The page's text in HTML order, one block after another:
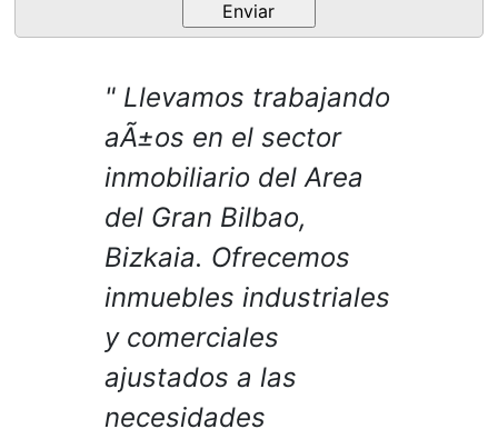
Llevamos trabajando
aÃ±os en el sector
inmobiliario del Area
del Gran Bilbao,
Bizkaia. Ofrecemos
inmuebles industriales
y comerciales
ajustados a las
necesidades